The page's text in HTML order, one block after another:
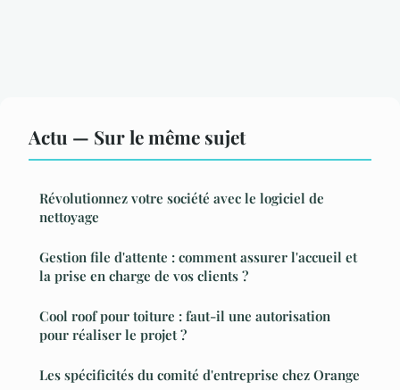
Actu — Sur le même sujet
Révolutionnez votre société avec le logiciel de
nettoyage
Gestion file d'attente : comment assurer l'accueil et
la prise en charge de vos clients ?
Cool roof pour toiture : faut-il une autorisation
pour réaliser le projet ?
Les spécificités du comité d'entreprise chez Orange